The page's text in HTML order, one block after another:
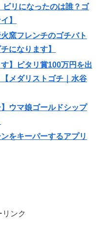
ビリになったのは誰？ゴ
】
窯フレンチのゴチバト
になります】
】ピタリ賞100万円を出
メダリストゴチ｜水谷
ウマ娘ゴールドシップ
をキーパーするアプリ
リンク